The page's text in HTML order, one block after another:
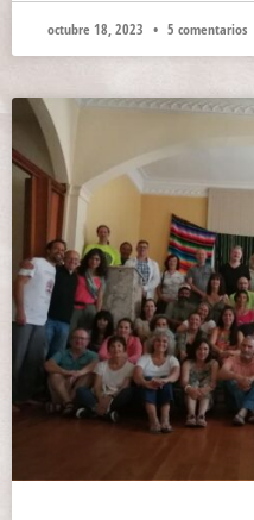
octubre 18, 2023 5 comentarios